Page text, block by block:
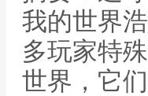
我的世界
多玩家特
世界，它